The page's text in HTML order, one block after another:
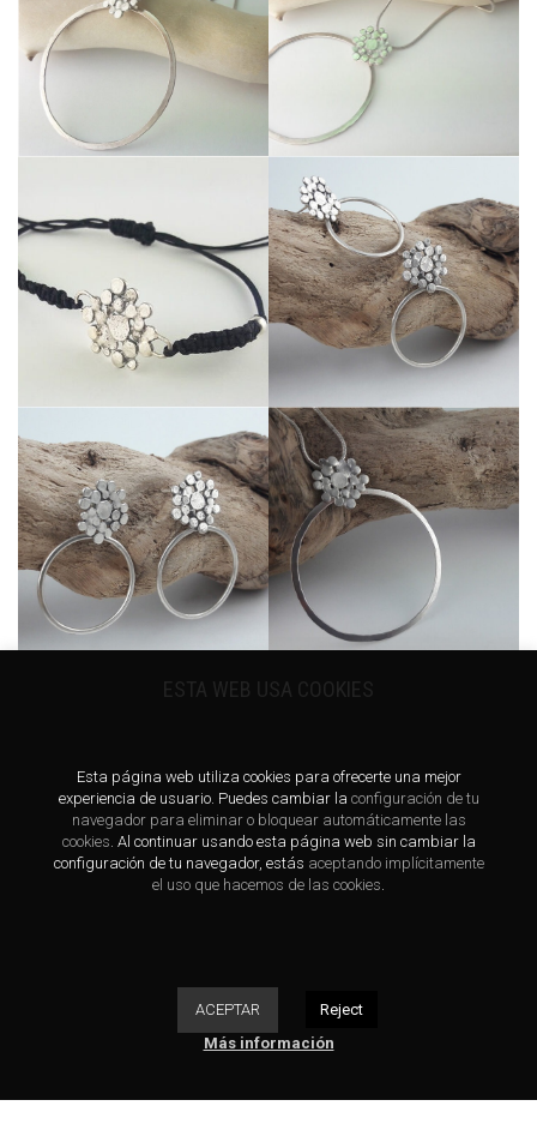
ESTA WEB USA COOKIES
Esta página web utiliza cookies para ofrecerte una mejor
experiencia de usuario. Puedes cambiar la configuración de tu
navegador para eliminar o bloquear automáticamente las
cookies. Al continuar usando esta página web sin cambiar la
configuración de tu navegador, estás aceptando implícitamente
el uso que hacemos de las cookies.
ACEPTAR
Reject
Más información